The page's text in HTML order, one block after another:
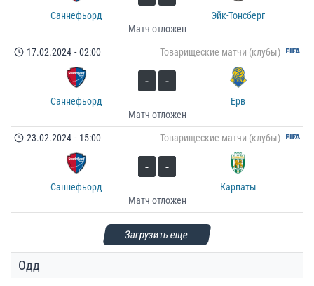
Саннефьорд
Эйк-Тонсберг
Матч отложен
Товарищеские матчи (клубы)
17.02.2024 - 02:00
Саннефьорд
- -
Ерв
Матч отложен
Товарищеские матчи (клубы)
23.02.2024 - 15:00
Саннефьорд
- -
Карпаты
Матч отложен
Загрузить еще
Одд